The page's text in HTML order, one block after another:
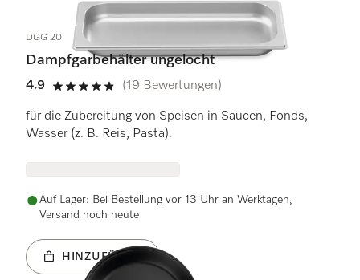
DGG 20
Dampfgarbehälter ungelocht
4.9
4.9 Sterne von 5
(19 Bewertungen)
für die Zubereitung von Speisen in Saucen, Fonds,
Wasser (z. B. Reis, Pasta).
Auf Lager: Bei Bestellung vor 13 Uhr an Werktagen,
Versand noch heute
HINZUFÜGEN